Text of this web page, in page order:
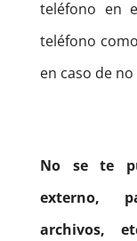
teléfono en
teléfono
en caso de
No se te
externo,
archivos,